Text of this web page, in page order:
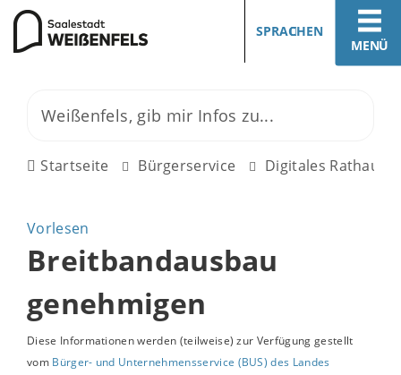
MENÜ
SPRACHEN
Startseite Bürgerservice Digitales Rathaus
Vorlesen
Breitbandausbau
genehmigen
Diese Informationen werden (teilweise) zur Verfügung gestellt
vom Bürger- und Unternehmensservice (BUS) des Landes